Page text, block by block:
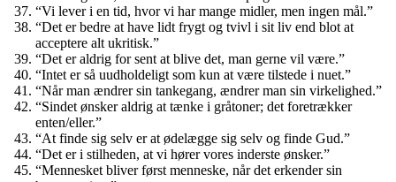
“Vi lever i en tid, hvor vi har mange midler, men ingen mål.”
“Det er bedre at have lidt frygt og tvivl i sit liv end blot at
acceptere alt ukritisk.”
“Det er aldrig for sent at blive det, man gerne vil være.”
“Intet er så uudholdeligt som kun at være tilstede i nuet.”
“Når man ændrer sin tankegang, ændrer man sin virkelighed.”
“Sindet ønsker aldrig at tænke i gråtoner; det foretrækker
enten/eller.”
“At finde sig selv er at ødelægge sig selv og finde Gud.”
“Det er i stilheden, at vi hører vores inderste ønsker.”
“Mennesket bliver først menneske, når det erkender sin